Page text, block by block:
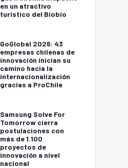
en un atractivo
turístico del Biobío
GoGlobal 2026: 43
empresas chilenas de
innovación inician su
camino hacia la
internacionalización
gracias a ProChile
Samsung Solve For
Tomorrow cierra
postulaciones con
más de 1.100
proyectos de
innovación a nivel
nacional